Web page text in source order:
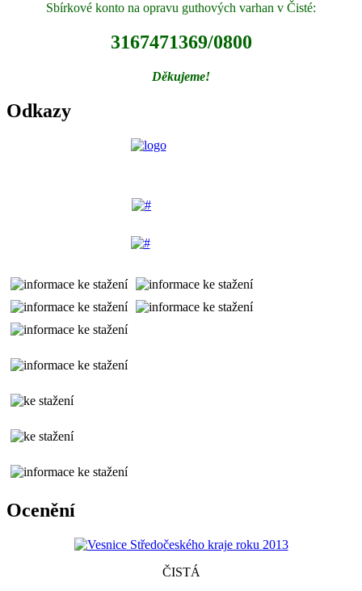
Sbírkové konto na opravu guthových varhan v Čisté:
3167471369/0800
Děkujeme!
Odkazy
Ocenění
ČISTÁ